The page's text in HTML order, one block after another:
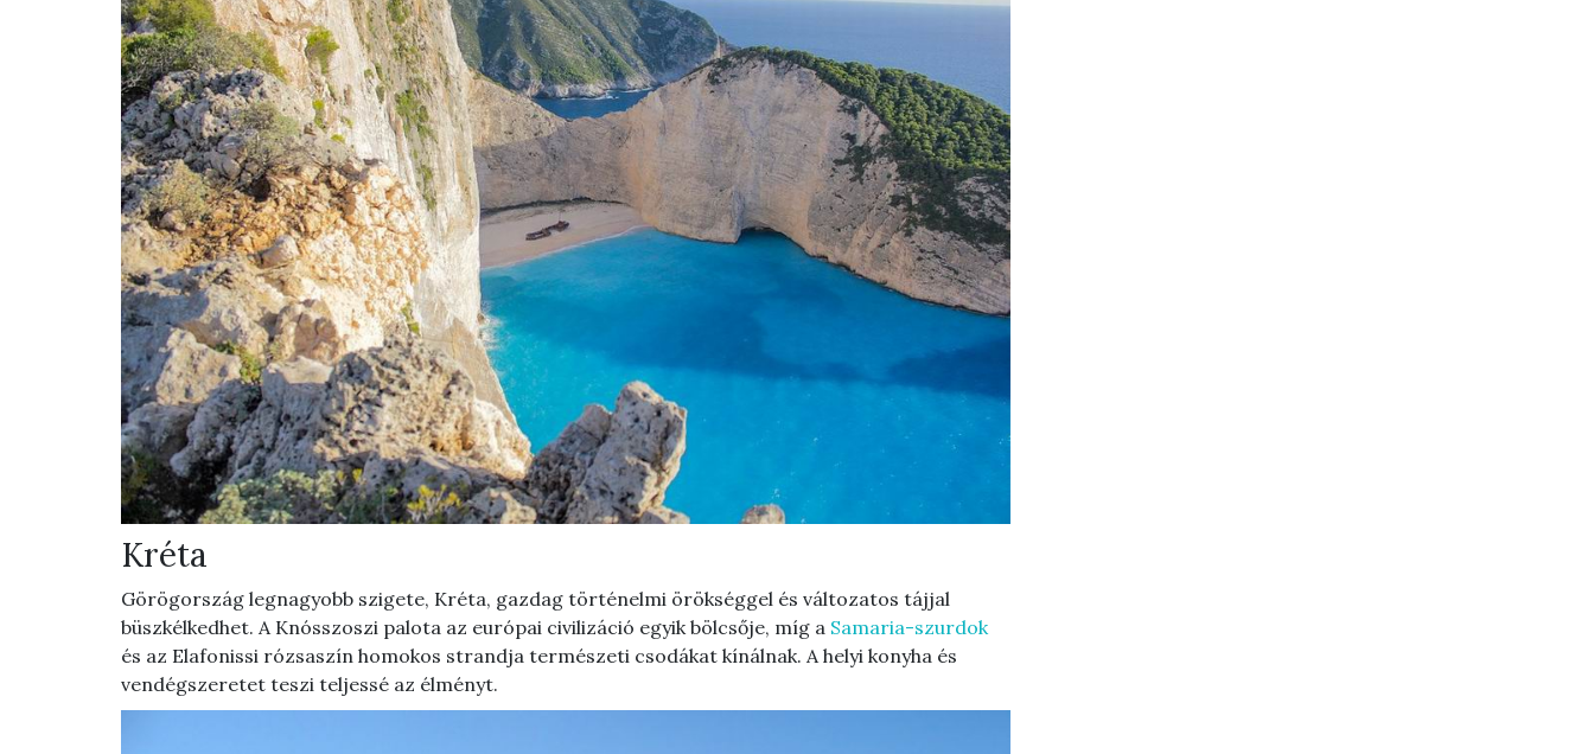
Kréta
Görögország legnagyobb szigete, Kréta, gazdag történelmi örökséggel és változatos tájjal
büszkélkedhet. A Knósszoszi palota az európai civilizáció egyik bölcsője, míg a Samaria-szurdok
és az Elafonissi rózsaszín homokos strandja természeti csodákat kínálnak. A helyi konyha és
vendégszeretet teszi teljessé az élményt.